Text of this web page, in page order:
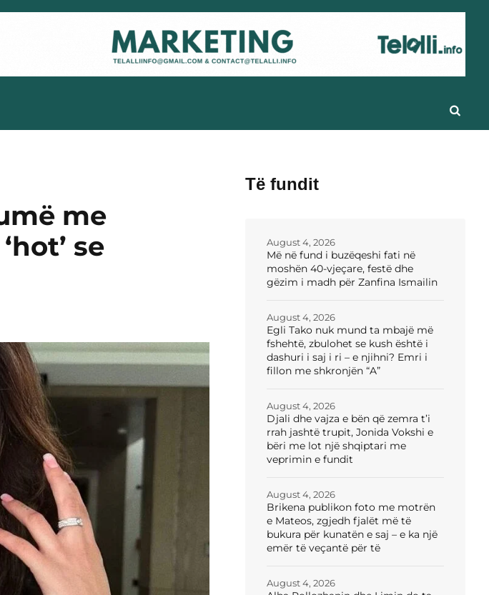
me
se
Të fundit
Më në fund i buzëqeshi fati në
moshën 40-vjeçare, festë dhe
gëzim i madh për Zanfina Ismailin
August 4, 2026
Egli Tako nuk mund ta mbajë më
fshehtë, zbulohet se kush është i
dashuri i saj i ri – e njihni? Emri i
fillon me shkronjën “A”
August 4, 2026
Djali dhe vajza e bën që zemra t’i
rrah jashtë trupit, Jonida Vokshi e
bëri me lot një shqiptari me
veprimin e fundit
August 4, 2026
Brikena publikon foto me motrën
e Mateos, zgjedh fjalët më të
bukura për kunatën e saj – e ka një
emër të veçantë për të
August 4, 2026
August 4, 2026